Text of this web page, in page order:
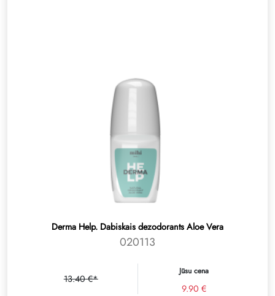
Derma Help. Dabiskais dezodorants Aloe Vera
020113
13.40 €*
Jūsu cena
9.90 €